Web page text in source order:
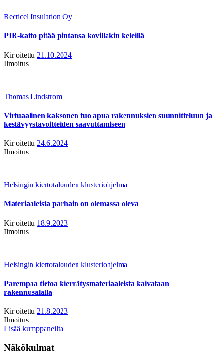
Recticel Insulation Oy
PIR-katto pitää pintansa kovillakin keleillä
Kirjoitettu 21.10.2024
Ilmoitus
Thomas Lindstrom
Virtuaalinen kaksonen tuo apua rakennuksien suunnitteluun ja
kestävyystavoitteiden saavuttamiseen
Kirjoitettu 24.6.2024
Ilmoitus
Helsingin kiertotalouden klusteriohjelma
Materiaaleista parhain on olemassa oleva
Kirjoitettu 18.9.2023
Ilmoitus
Helsingin kiertotalouden klusteriohjelma
Parempaa tietoa kierrätysmateriaaleista kaivataan
rakennusalalla
Kirjoitettu 21.8.2023
Ilmoitus
Lisää kumppaneilta
Näkökulmat